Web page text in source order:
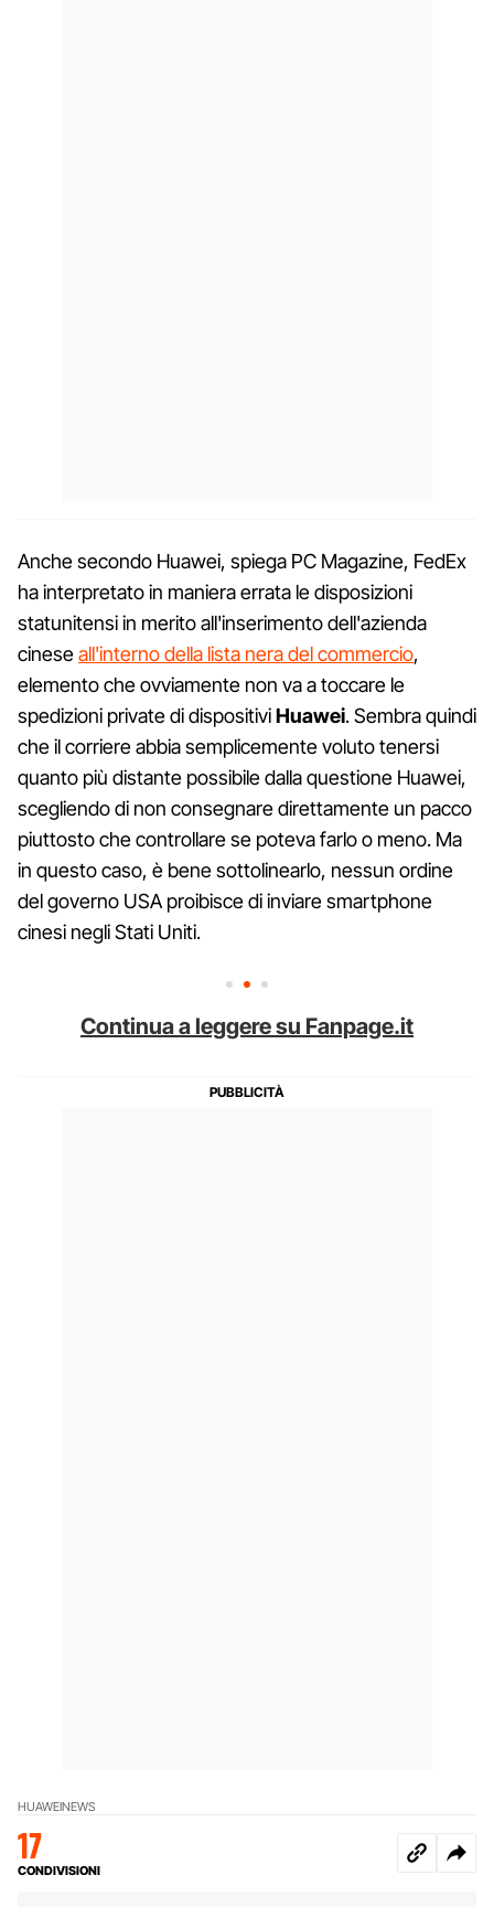
Anche secondo Huawei, spiega PC Magazine, FedEx
ha interpretato in maniera errata le disposizioni
statunitensi in merito all'inserimento dell'azienda
cineseall'interno della lista nera del commercio,
elemento che ovviamente non va a toccare le
spedizioni private di dispositiviHuawei. Sembra quindi
che il corriere abbia semplicemente voluto tenersi
quanto più distante possibile dalla questione Huawei,
scegliendo di non consegnare direttamente un pacco
piuttosto che controllare se poteva farlo o meno. Ma
in questo caso, è bene sottolinearlo, nessun ordine
del governo USA proibisce di inviare smartphone
cinesi negli Stati Uniti.
Continua a leggere su Fanpage.it
HUAWEINEWS
17
CONDIVISIONI